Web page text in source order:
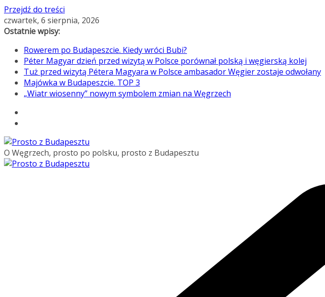
Przejdź do treści
czwartek, 6 sierpnia, 2026
Ostatnie wpisy:
Rowerem po Budapeszcie. Kiedy wróci Bubi?
Péter Magyar dzień przed wizytą w Polsce porównał polską i węgierską kolej
Tuż przed wizytą Pétera Magyara w Polsce ambasador Węgier zostaje odwołany
Majówka w Budapeszcie. TOP 3
„Wiatr wiosenny” nowym symbolem zmian na Węgrzech
O Węgrzech, prosto po polsku, prosto z Budapesztu